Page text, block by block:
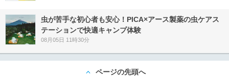
虫が苦手な初心者も安心！PICA×アース製薬の虫ケアス
テーションで快適キャンプ体験
08月05日 11時30分
ページの先頭へ